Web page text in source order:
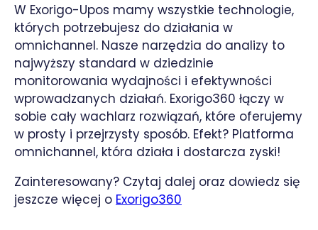
W Exorigo-Upos mamy wszystkie technologie,
których potrzebujesz do działania w
omnichannel. Nasze narzędzia do analizy to
najwyższy standard w dziedzinie
monitorowania wydajności i efektywności
wprowadzanych działań. Exorigo360 łączy w
sobie cały wachlarz rozwiązań, które oferujemy
w prosty i przejrzysty sposób. Efekt? Platforma
omnichannel, która działa i dostarcza zyski!
Zainteresowany? Czytaj dalej oraz dowiedz się
jeszcze więcej o Exorigo360